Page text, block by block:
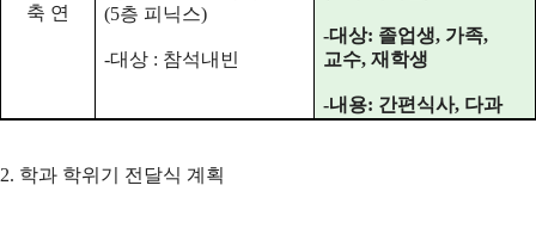
축 연
(5층 피닉스)
-대상 : 참석내빈
-대상: 졸업생, 가족,
교수, 재학생
-내용: 간편식사, 다과
2. 학과 학위기 전달식 계획